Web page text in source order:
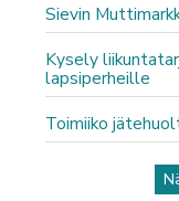
Sievin
Kysely
lapsiperheille
Toimiiko